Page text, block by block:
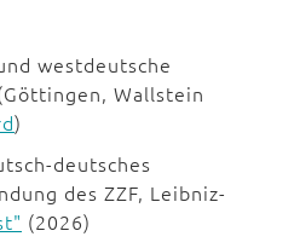
westdeutsche
Wallstein
)
deutsches
des ZZF, Leibniz-
(2026)